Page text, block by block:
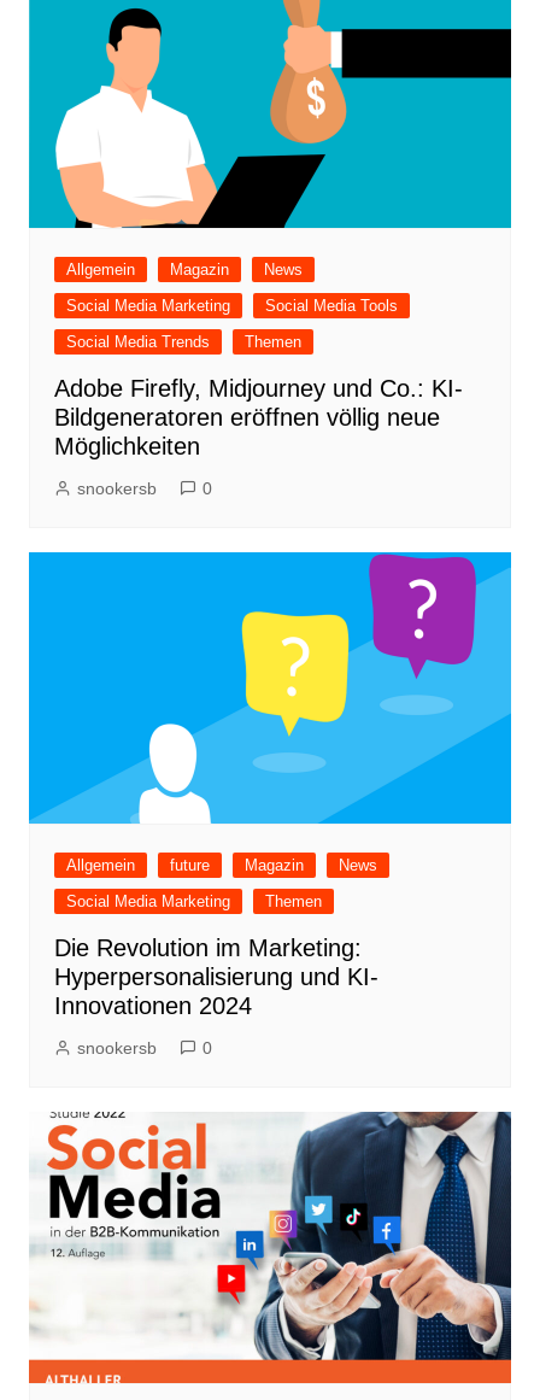
Allgemein Magazin
News
Social Media Marketing
Social Media Tools
Social Media Trends
Themen
Adobe Firefly, Midjourney und Co.: KI-
Bildgeneratoren eröffnen völlig neue
Möglichkeiten
snookersb 0
Allgemein future Magazin
News
Social Media Marketing
Themen
Die Revolution im Marketing:
Hyperpersonalisierung und KI-
Innovationen 2024
snookersb 0